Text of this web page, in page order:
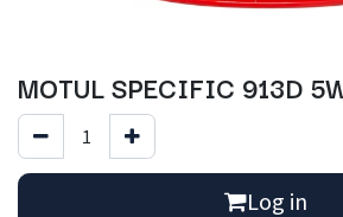
MOTUL SPECIFIC 913D
Log in